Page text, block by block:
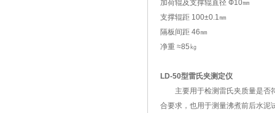
加荷辊及支撑辊直径 Ф10㎜
支撑辊距 100±0.1㎜
隔板间距 46㎜
净重 ≈85㎏
LD-50型雷氏夹测定仪
主要用于检测雷氏夹质量是否
合要求，也用于测量沸煮前后水泥